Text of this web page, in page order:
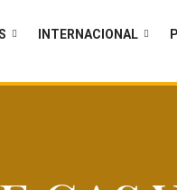
INTERNACIONAL